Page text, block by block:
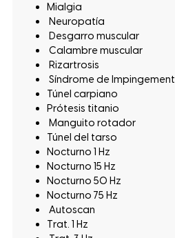
Mialgia
Neuropatía
Desgarro muscular
Calambre muscular
Rizartrosis
Síndrome de Impingement
Túnel carpiano
Prótesis titanio
Manguito rotador
Túnel del tarso
Nocturno 1 Hz
Nocturno 15 Hz
Nocturno 50 Hz
Nocturno 75 Hz
Autoscan
Trat. 1 Hz